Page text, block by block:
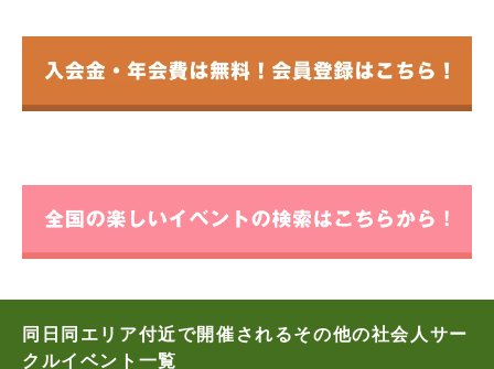
同日同エリア付近で開催されるその他の社会人サー
クルイベント一覧